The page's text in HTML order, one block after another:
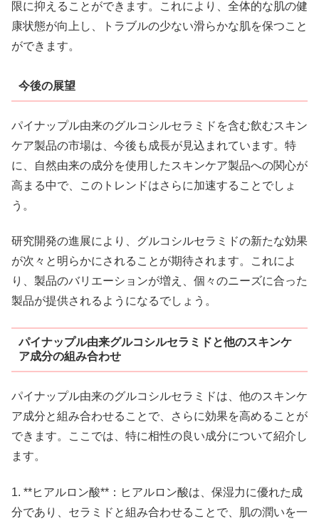
限に抑えることができます。これにより、全体的な肌の健
康状態が向上し、トラブルの少ない滑らかな肌を保つこと
ができます。
今後の展望
パイナップル由来のグルコシルセラミドを含む飲むスキン
ケア製品の市場は、今後も成長が見込まれています。特
に、自然由来の成分を使用したスキンケア製品への関心が
高まる中で、このトレンドはさらに加速することでしょ
う。
研究開発の進展により、グルコシルセラミドの新たな効果
が次々と明らかにされることが期待されます。これによ
り、製品のバリエーションが増え、個々のニーズに合った
製品が提供されるようになるでしょう。
パイナップル由来グルコシルセラミドと他のスキンケ
ア成分の組み合わせ
パイナップル由来のグルコシルセラミドは、他のスキンケ
ア成分と組み合わせることで、さらに効果を高めることが
できます。ここでは、特に相性の良い成分について紹介し
ます。
1. **ヒアルロン酸**：ヒアルロン酸は、保湿力に優れた成
分であり、セラミドと組み合わせることで、肌の潤いを一